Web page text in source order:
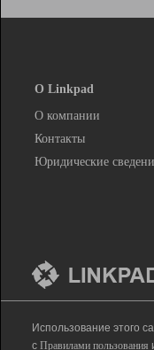
О Linkpad
О компании
Контакты
Юридические
Использование этого
с Правилами пользования